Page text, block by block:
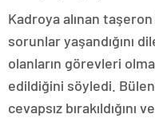
Kadroya alınan
sorunlar yaşandığını
olanların görevleri
edildiğini söyledi.
cevapsız